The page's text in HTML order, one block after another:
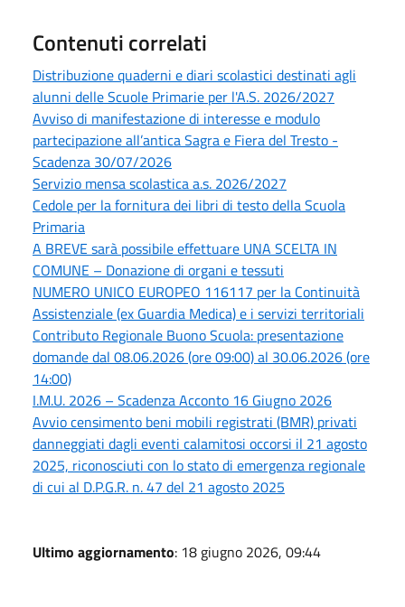
Contenuti correlati
Distribuzione quaderni e diari scolastici destinati agli
alunni delle Scuole Primarie per l'A.S. 2026/2027
Avviso di manifestazione di interesse e modulo
partecipazione all’antica Sagra e Fiera del Tresto -
Scadenza 30/07/2026
Servizio mensa scolastica a.s. 2026/2027
Cedole per la fornitura dei libri di testo della Scuola
Primaria
A BREVE sarà possibile effettuare UNA SCELTA IN
COMUNE – Donazione di organi e tessuti
NUMERO UNICO EUROPEO 116117 per la Continuità
Assistenziale (ex Guardia Medica) e i servizi territoriali
Contributo Regionale Buono Scuola: presentazione
domande dal 08.06.2026 (ore 09:00) al 30.06.2026 (ore
14:00)
I.M.U. 2026 – Scadenza Acconto 16 Giugno 2026
Avvio censimento beni mobili registrati (BMR) privati
danneggiati dagli eventi calamitosi occorsi il 21 agosto
2025, riconosciuti con lo stato di emergenza regionale
di cui al D.P.G.R. n. 47 del 21 agosto 2025
Ultimo aggiornamento: 18 giugno 2026, 09:44